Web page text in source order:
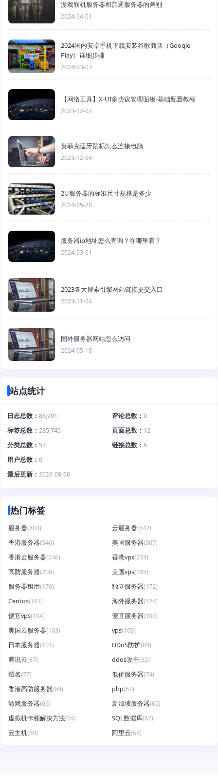
游戏联机服务器和普通服务器的差别
2024-04-01
2024国内安卓手机下载安装谷歌商店（Google
Play）详细步骤
2024-03-03
【网络工具】X-UI多协议管理面板-基础配置教程
2023-12-02
英菲克蓝牙鼠标怎么连接电脑
2023-12-04
2U服务器的标准尺寸规格是多少
2024-05-20
服务器ip地址怎么查询？在哪里看？
2024-03-01
2023各大搜索引擎网站链接提交入口
2023-11-04
国外服务器网站怎么访问
2024-05-18
站点统计
日志总数 86,991 评论总数
0
标签总数
285,745 页面总数
12
分类总数
57 链接总数
6
用户总数
0
最后更新
2026-08-06
热门标签
服务器(803) 云服务器(642)
香港服务器(540) 美国服务器(307)
香港云服务器(246) 香港vps(233)
高防服务器(208) 美国vps(195)
服务器租用(176) 独立服务器(172)
Centos(161) 海外服务器(124)
便宜vps(104) 便宜服务器(103)
美国云服务器(103) vps(103)
日本服务器(101) DDoS防护(89)
腾讯云(87) ddos攻击(82)
域名(77) 低价服务器(74)
香港高防服务器(69) php(67)
游戏服务器(66) 新加坡服务器(65)
虚拟机卡顿解决方法(64) SQL数据库(62)
云主机(60) 阿里云(58)